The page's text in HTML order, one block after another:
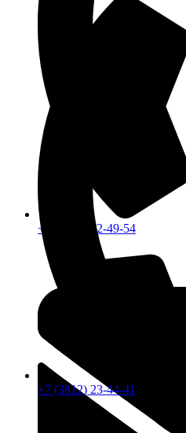
+7 (913) 672-49-54
+7 (3812) 23-44-41